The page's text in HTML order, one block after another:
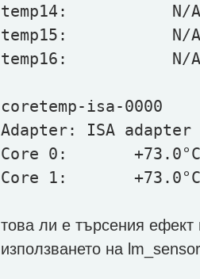
temp14: N/
temp15: N/
temp16: N/
coretemp-isa-0000
Adapter: ISA adapter
Core 0: +73.0°C
Core 1: +73.0°C
това ли е търсения
използването на